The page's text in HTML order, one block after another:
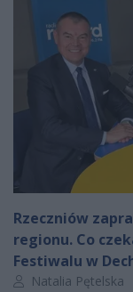
Rzeczniów
regionu. Co
Festiwalu w
Autor artykułu:
Natalia Pętelska